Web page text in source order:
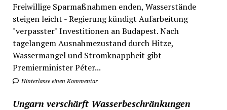
Freiwillige Sparmaßnahmen enden, Wasserstände
steigen leicht - Regierung kündigt Aufarbeitung
"verpasster" Investitionen an Budapest. Nach
tagelangem Ausnahmezustand durch Hitze,
Wassermangel und Stromknappheit gibt
Premierminister Péter...
Hinterlasse einen Kommentar
Ungarn verschärft Wasserbeschränkungen